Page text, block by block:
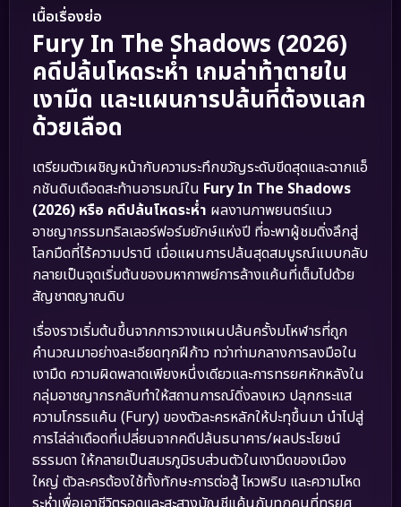
เนื้อเรื่องย่อ
Fury In The Shadows (2026)
คดีปล้นโหดระห่ำ เกมล่าท้าตายใน
เงามืด และแผนการปล้นที่ต้องแลก
ด้วยเลือด
เตรียมตัวเผชิญหน้ากับความระทึกขวัญระดับขีดสุดและฉากแอ็
กชันดิบเดือดสะท้านอารมณ์ใน Fury In The Shadows
(2026) หรือ คดีปล้นโหดระห่ำ ผลงานภาพยนตร์แนว
อาชญากรรมทริลเลอร์ฟอร์มยักษ์แห่งปี ที่จะพาผู้ชมดิ่งลึกสู่
โลกมืดที่ไร้ความปรานี เมื่อแผนการปล้นสุดสมบูรณ์แบบกลับ
กลายเป็นจุดเริ่มต้นของมหากาพย์การล้างแค้นที่เต็มไปด้วย
สัญชาตญาณดิบ
เรื่องราวเริ่มต้นขึ้นจากการวางแผนปล้นครั้งมโหฬารที่ถูก
คำนวณมาอย่างละเอียดทุกฝีก้าว ทว่าท่ามกลางการลงมือใน
เงามืด ความผิดพลาดเพียงหนึ่งเดียวและการทรยศหักหลังใน
กลุ่มอาชญากรกลับทำให้สถานการณ์ดิ่งลงเหว ปลุกกระแส
ความโกรธแค้น (Fury) ของตัวละครหลักให้ปะทุขึ้นมา นำไปสู่
การไล่ล่าเดือดที่เปลี่ยนจากคดีปล้นธนาคาร/ผลประโยชน์
ธรรมดา ให้กลายเป็นสมรภูมิรบส่วนตัวในเงามืดของเมือง
ใหญ่ ตัวละครต้องใช้ทั้งทักษะการต่อสู้ ไหวพริบ และความโหด